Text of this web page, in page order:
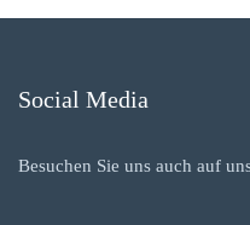
Social Media
Besuchen Sie uns auch auf